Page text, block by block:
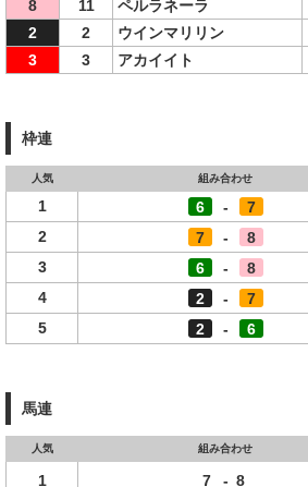
8
11 ペルラネーラ
2
2 ウインマリリン
3
3 アカイイト
枠連
人気 組み合わせ
1 6 - 7
2
7 - 8
3
6 - 8
4
2 - 7
5
2 - 6
馬連
人気 組み合わせ
1 7 - 8